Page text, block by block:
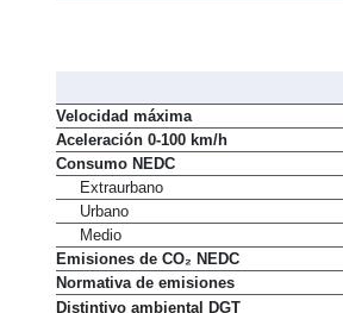
Velocidad máxima
Aceleración 0-100 km/h
Consumo NEDC
Extraurbano
Urbano
Medio
Emisiones de CO₂ NEDC
Normativa de emisiones